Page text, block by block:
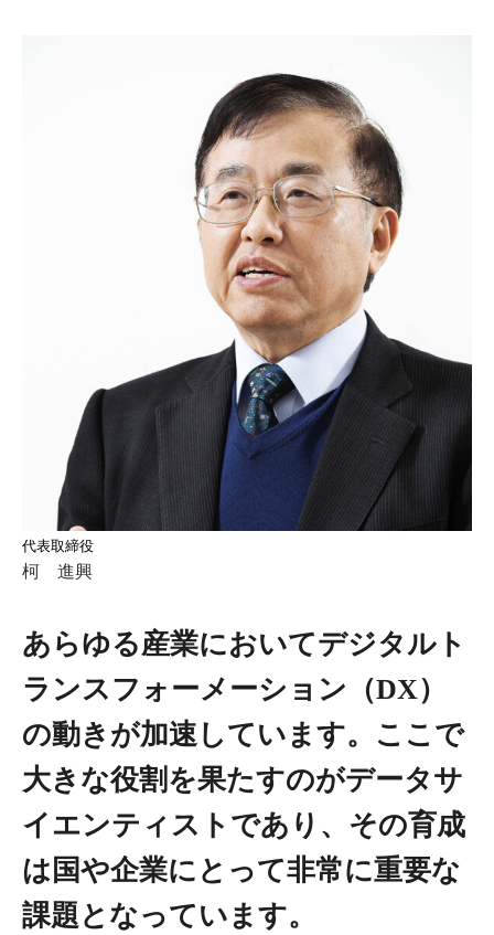
代表取締役
柯 進興
あらゆる産業においてデジタルト
ランスフォーメーション（DX）
の動きが加速しています。ここで
大きな役割を果たすのがデータサ
イエンティストであり、その育成
は国や企業にとって非常に重要な
課題となっています。